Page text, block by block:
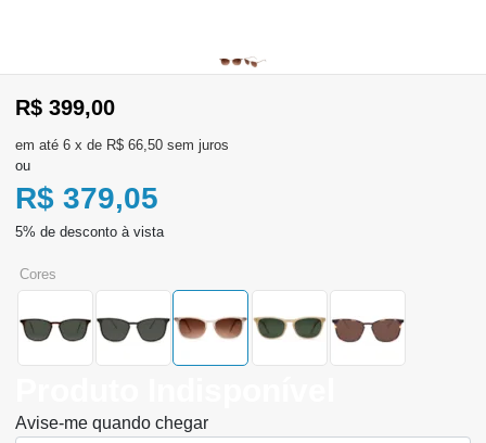
Identifique-
aqui
Registre-
se
R$ 399,00
6 x de R$ 66,50 sem juros
ou
R$ 379,05
cores
Avise-me quando chegar